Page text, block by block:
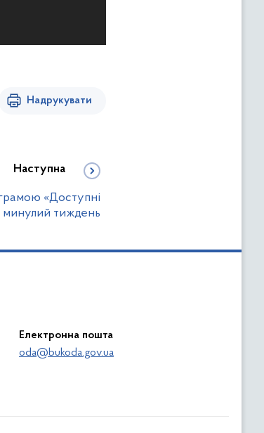
Надрукувати
Наступна
«Доступні
минулий тиждень
Електронна пошта
oda@bukoda.gov.ua